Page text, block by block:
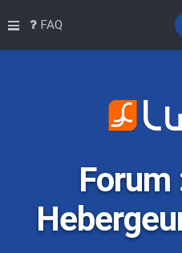
Raccourcis
FAQ
Forum